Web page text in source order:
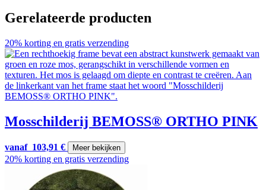
Gerelateerde producten
20% korting en gratis verzending
Mosschilderij BEMOSS® ORTHO PINK
vanaf 103,91 € Meer bekijken
20% korting en gratis verzending